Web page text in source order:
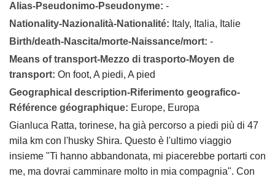
Alias-Pseudonimo-Pseudonyme: -
Nationality-Nazionalità-Nationalité: Italy, Italia, Italie
Birth/death-Nascita/morte-Naissance/mort: -
Means of transport-Mezzo di trasporto-Moyen de
transport: On foot, A piedi, A pied
Geographical description-Riferimento geografico-
Référence géographique: Europe, Europa
Gianluca Ratta, torinese, ha già percorso a piedi più di 47
mila km con l'husky Shira. Questo è l'ultimo viaggio
insieme "Ti hanno abbandonata, mi piacerebbe portarti con
me, ma dovrai camminare molto in mia compagnia". Con